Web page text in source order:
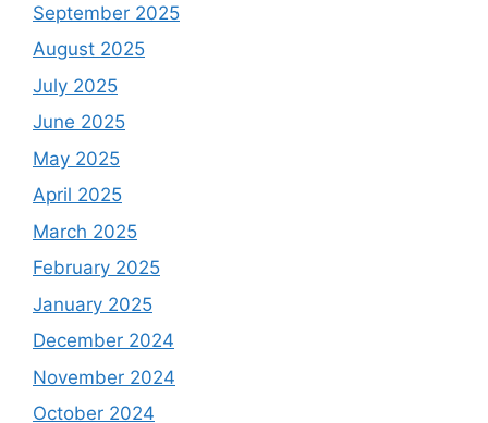
September 2025
August 2025
July 2025
June 2025
May 2025
April 2025
March 2025
February 2025
January 2025
December 2024
November 2024
October 2024